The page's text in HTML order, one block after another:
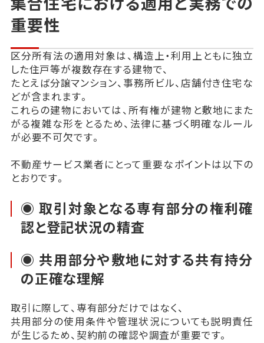
重要性
区分所有法の適用対象は、構造上・利用上ともに独立
した住戸等が複数存在する建物で、
たとえば分譲マンション、事務所ビル、店舗付き住宅な
どが含まれます。
これらの建物においては、所有権が建物と敷地にまた
がる複雑な形をとるため、法律に基づく明確なルール
が必要不可欠です。
不動産サービス業者にとって重要なポイントは以下の
とおりです。
◉ 取引対象となる専有部分の権利確
認と登記状況の精査
◉ 共用部分や敷地に対する共有持分
の正確な理解
取引に際して、専有部分だけではなく、
共用部分の使用条件や管理状況についても説明責任
が生じるため、契約前の確認や調査が重要です。